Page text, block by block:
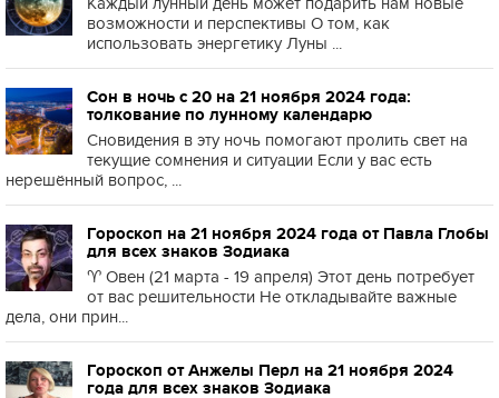
возможности и перспективы О том, как
использовать энергетику Луны ...
Сон в ночь с 20 на 21 ноября 2024 года:
толкование по лунному календарю
Сновидения в эту ночь помогают пролить свет на
текущие сомнения и ситуации Если у вас есть
нерешённый вопрос, ...
Гороскоп на 21 ноября 2024 года от Павла Глобы
для всех знаков Зодиака
♈️ Овен (21 марта - 19 апреля) Этот день потребует
от вас решительности Не откладывайте важные
дела, они прин...
Гороскоп от Анжелы Перл на 21 ноября 2024
года для всех знаков Зодиака